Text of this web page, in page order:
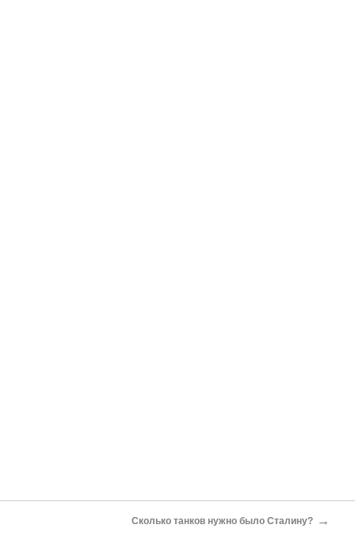
Сколько танков нужно было Сталину? →